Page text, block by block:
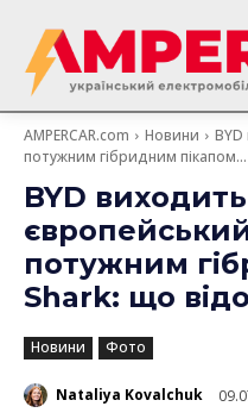
AMPERCAR.com Новини
потужним гібридним пікапом...
BYD
потужним
Shark: що
Новини Фото
Nataliya Kovalchuk